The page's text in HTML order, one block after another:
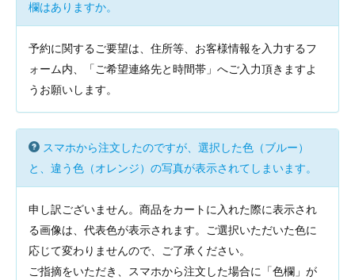
欄はありますか。
予約に関するご要望は、住所等、お客様情報を入力するフ
ォーム内、「ご希望連絡先と時間帯」へご入力頂きますよ
うお願いします。
スマホから注文したのですが、選択した色（ブルー）
と、違う色（オレンジ）の写真が表示されてしまいます。
申し訳ございません。商品をカートに入れた際に表示され
る画像は、代表色が表示されます。ご選択いただいた色に
応じて変わりませんので、ご了承ください。
ご指摘をいただき、スマホから注文した場合に「色欄」が